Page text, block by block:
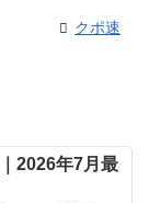
クポ速
2026年7月最